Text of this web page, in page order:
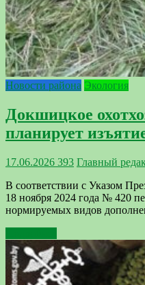
Новости района Экология
Докшицкое
планирует
17.06.2026 393 Главный
В соответствии с Указом
18 ноября 2024 года № 420
нормируемых видов